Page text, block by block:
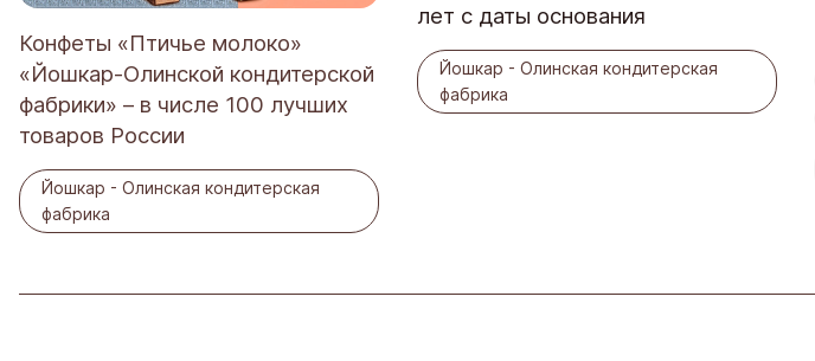
Конфеты «Птичье молоко»
«Йошкар-Олинской кондитерской
фабрики» – в числе 100 лучших
товаров России
Йошкар - Олинская кондитерская
фабрика
лет с даты основания
Йошкар - Олинская кондитерская
фабрика